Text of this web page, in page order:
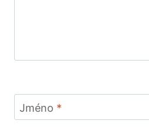
Jméno *